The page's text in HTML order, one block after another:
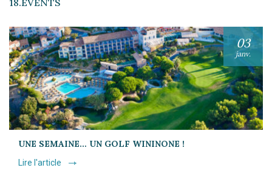
18.EVENTS
03
janv.
UNE SEMAINE… UN GOLF WININONE !
Lire l'article